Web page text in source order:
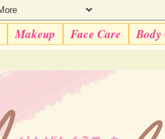
Makeup Face Care Body